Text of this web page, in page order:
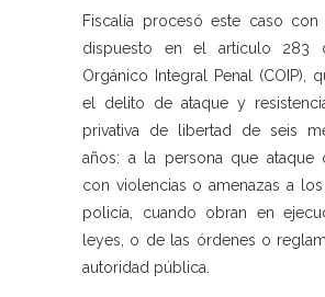
Fiscalía procesó este caso
dispuesto en el artículo 283
Orgánico Integral Penal (COIP),
el delito de ataque y
privativa de libertad de seis
años: a la persona que ataque
con violencias o amenazas a
policía, cuando obran en
leyes, o de las órdenes o
autoridad pública.